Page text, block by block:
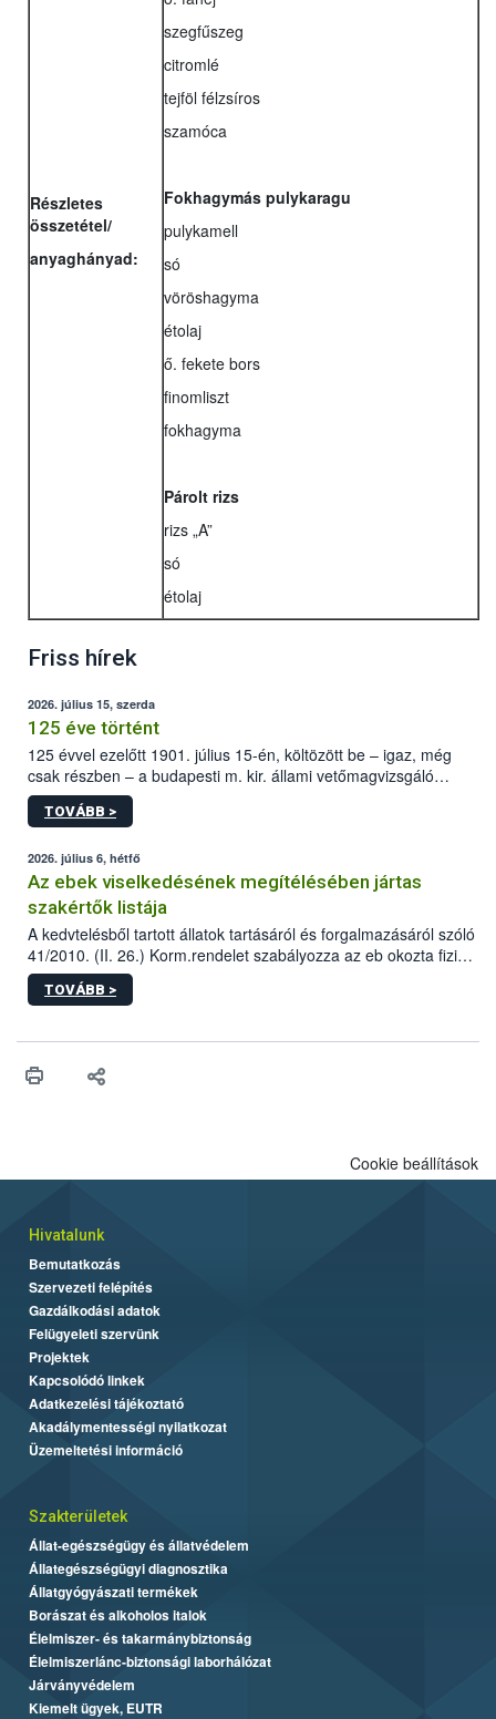
Részletes
összetétel/
anyaghányad:
szegfűszeg
citromlé
tejföl félzsíros
szamóca
Fokhagymás pulykaragu
pulykamell
só
vöröshagyma
étolaj
ő. fekete bors
finomliszt
fokhagyma
Párolt rizs
rizs „A”
só
étolaj
Friss hírek
2026. július 15, szerda
125 éve történt
125 évvel ezelőtt 1901. július 15-én, költözött be – igaz, még
csak részben – a budapesti m. kir. állami vetőmagvizsgáló
állomás a Kis Rókus utca 15. szám alatti, Czigler Győző által
tervezett új épületébe.
TOVÁBB >
2026. július 6, hétfő
Az ebek viselkedésének megítélésében jártas
szakértők listája
A kedvtelésből tartott állatok tartásáról és forgalmazásáról szóló
41/2010. (II. 26.) Korm.rendelet szabályozza az eb okozta fizikai
sérülés, illetve ennek veszélye keletkezésekor felmerülő
hatósági feladatokat, valamint a veszélyes eb tartását és annak
vonni az ebek viselkedésének megítélésében jártas szakértőt.
TOVÁBB >
Cookie beállítások
Hivatalunk
Bemutatkozás
Szervezeti felépítés
Gazdálkodási adatok
Felügyeleti szervünk
Projektek
Kapcsolódó linkek
Adatkezelési tájékoztató
Akadálymentességi nyilatkozat
Üzemeltetési információ
Szakterületek
Állat-egészségügy és állatvédelem
Állategészségügyi diagnosztika
Állatgyógyászati termékek
Borászat és alkoholos italok
Élelmiszer- és takarmánybiztonság
Élelmiszerlánc-biztonsági laborhálózat
Járványvédelem
Kiemelt ügyek, EUTR